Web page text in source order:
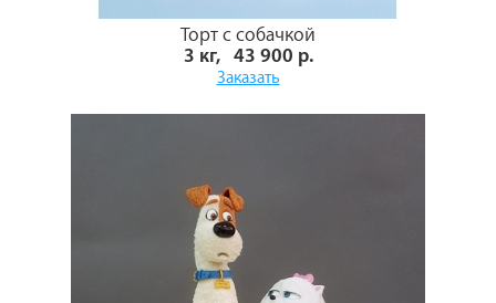
Торт с собачкой
3 кг, 43 900 р.
Заказать